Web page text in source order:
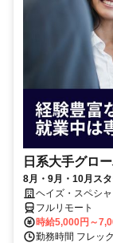
日系大手グロ
8月・9月・10月ス
イン／週1～2日勤務
ヘイズ・スペシ
フルリモート
時給5,000円～
勤務時間 フレッ